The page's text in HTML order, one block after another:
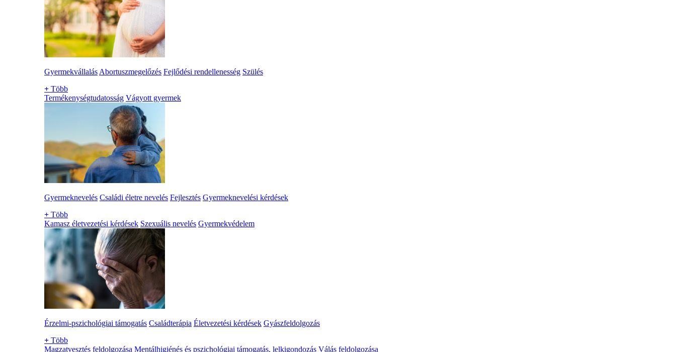
Gyermekvállalás Abortuszmegelőzés Fejlődési rendellenesség Szülés
+ Több
Termékenységtudatosság Vágyott gyermek
Gyermeknevelés Családi életre nevelés Fejlesztés Gyermeknevelési kérdések
+ Több
Kamasz életvezetési kérdések Szexuális nevelés Gyermekvédelem
Érzelmi-pszichológiai támogatás Családterápia Életvezetési kérdések Gyászfeldolgozás
+ Több
Magzatvesztés feldolgozása Mentálhigiénés és pszichológiai támogatás, lelkigondozás Válás feldolgozása